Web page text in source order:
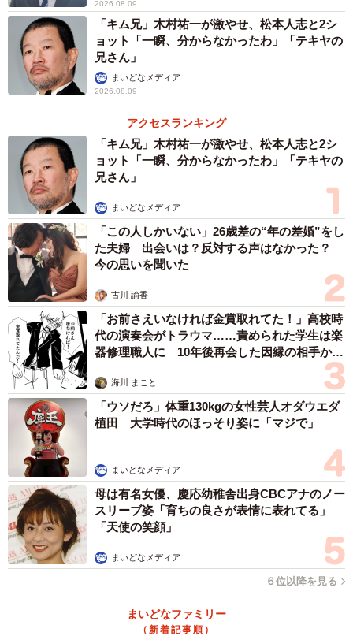
2026.08.09
「キム兄」木村祐一が激やせ、松本人志と2シ
ョット「一瞬、分からなかったわ」「テキヤの
兄さん」
まいどなメディア
2026.08.09
アクセスランキング
「キム兄」木村祐一が激やせ、松本人志と2シ
ョット「一瞬、分からなかったわ」「テキヤの
兄さん」
まいどなメディア
「この人しかいない」26歳差の“年の差婚”をし
た夫婦 出会いは？反対する声はなかった？
今の思いを聞いた
古川 諭香
「お前さえいなければ金賞取れてた！」高校時
代の演奏会がトラウマ……責められた学生は楽
器修理職人に 10年後再会した因縁の相手から
海川 まこと
「ウソだろ」体重130kgの女性芸人オダウエダ
植田 大学時代のほっそり姿に「マジで」
まいどなメディア
母は有名女優、慶応幼稚舎出身CBCアナのノー
スリーブ姿「育ちの良さが表情に表れてる」
「天使の笑顔」
まいどなメディア
６位以降を見る
まいどなファミリー
（新着記事順）